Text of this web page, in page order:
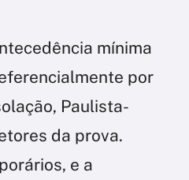
mínima
por
Paulista-
da prova.
e a